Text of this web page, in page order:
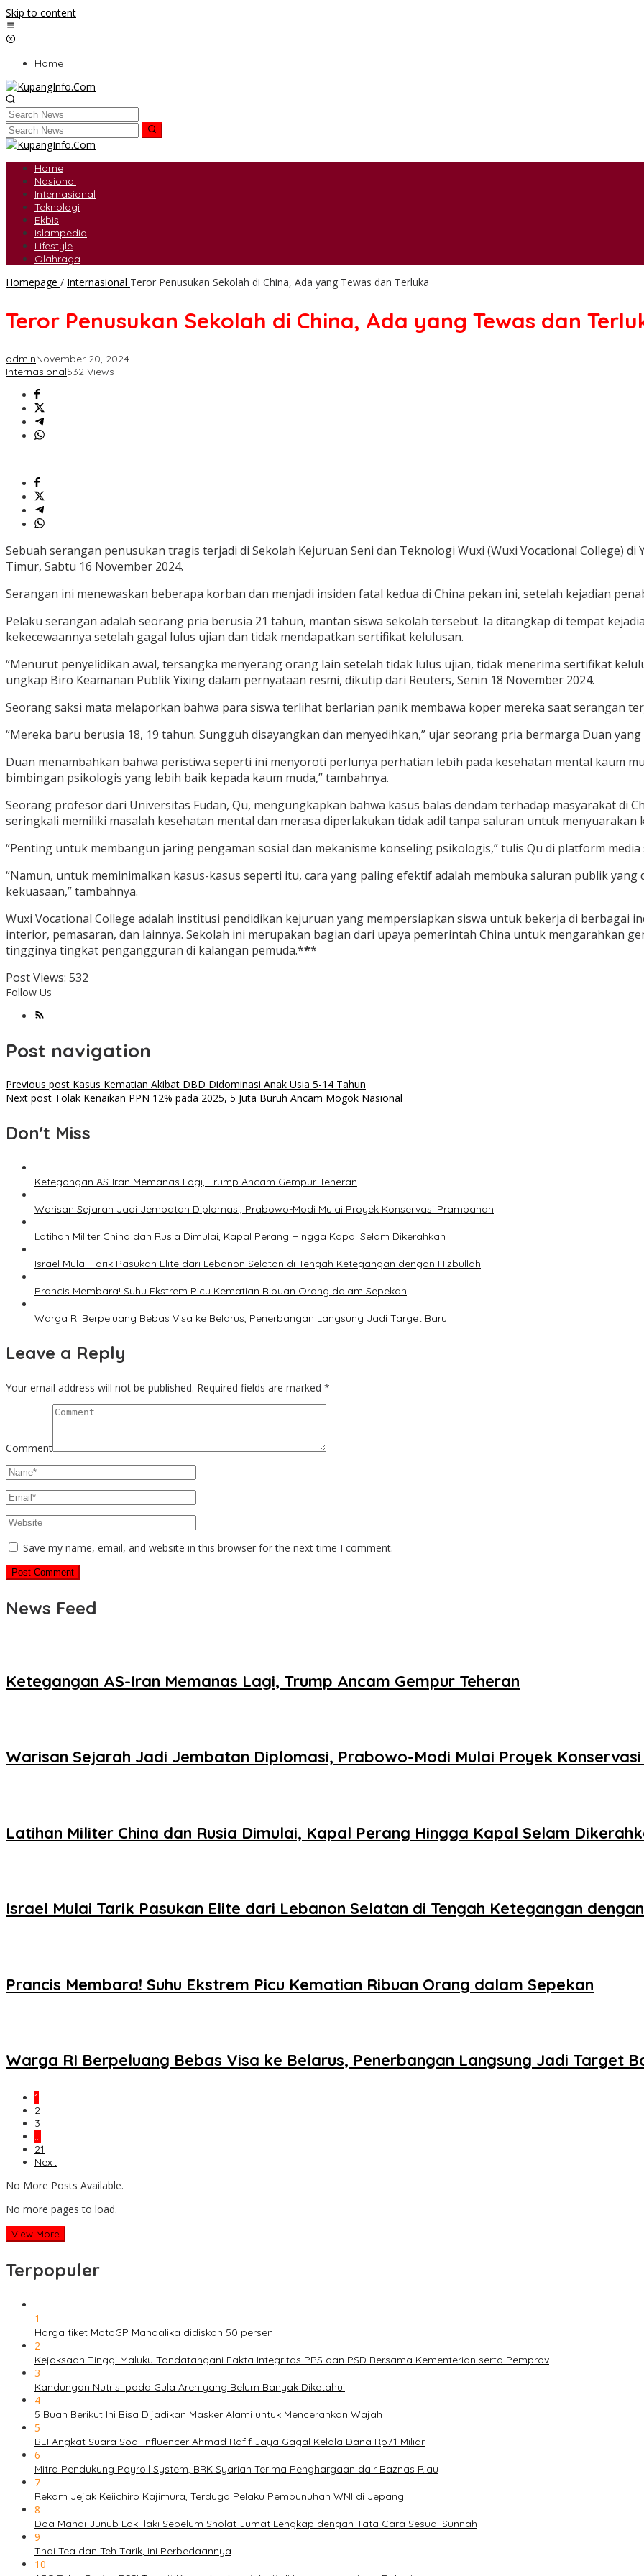
Skip to content
Home
Home
Nasional
Internasional
Teknologi
Ekbis
Islampedia
Lifestyle
Olahraga
Homepage / Internasional Teror Penusukan Sekolah di China, Ada yang Tewas dan Terluka
Teror Penusukan Sekolah di China, Ada yang Tewas dan
adminNovember 20, 2024
Internasional532 Views
Sebuah serangan penusukan tragis terjadi di Sekolah Kejuruan Seni dan Teknologi Wuxi (Wuxi Vocational College) di
Timur, Sabtu 16 November 2024.
Serangan ini menewaskan beberapa korban dan menjadi insiden fatal kedua di China pekan ini, setelah kejadian
Pelaku serangan adalah seorang pria berusia 21 tahun, mantan siswa sekolah tersebut. Ia ditangkap di tempat
kekecewaannya setelah gagal lulus ujian dan tidak mendapatkan sertifikat kelulusan.
“Menurut penyelidikan awal, tersangka menyerang orang lain setelah tidak lulus ujian, tidak menerima sertifikat
ungkap Biro Keamanan Publik Yixing dalam pernyataan resmi, dikutip dari Reuters, Senin 18 November 2024.
Seorang saksi mata melaporkan bahwa para siswa terlihat berlarian panik membawa koper mereka saat serangan
“Mereka baru berusia 18, 19 tahun. Sungguh disayangkan dan menyedihkan,” ujar seorang pria bermarga Duan
Duan menambahkan bahwa peristiwa seperti ini menyoroti perlunya perhatian lebih pada kesehatan mental kaum
bimbingan psikologis yang lebih baik kepada kaum muda,” tambahnya.
Seorang profesor dari Universitas Fudan, Qu, mengungkapkan bahwa kasus balas dendam terhadap masyarakat di
seringkali memiliki masalah kesehatan mental dan merasa diperlakukan tidak adil tanpa saluran untuk menyuarakan
“Penting untuk membangun jaring pengaman sosial dan mekanisme konseling psikologis,” tulis Qu di platform media
“Namun, untuk meminimalkan kasus-kasus seperti itu, cara yang paling efektif adalah membuka saluran publik
kekuasaan,” tambahnya.
Wuxi Vocational College adalah institusi pendidikan kejuruan yang mempersiapkan siswa untuk bekerja di berbagai
interior, pemasaran, dan lainnya. Sekolah ini merupakan bagian dari upaya pemerintah China untuk mengarahkan
tingginya tingkat pengangguran di kalangan pemuda.***
Post Views: 532
Follow Us
Post navigation
Previous post Kasus Kematian Akibat DBD Didominasi Anak Usia 5-14 Tahun
Next post Tolak Kenaikan PPN 12% pada 2025, 5 Juta Buruh Ancam Mogok Nasional
Don't Miss
Ketegangan AS-Iran Memanas Lagi, Trump Ancam Gempur Teheran
Warisan Sejarah Jadi Jembatan Diplomasi, Prabowo-Modi Mulai Proyek Konservasi Prambanan
Latihan Militer China dan Rusia Dimulai, Kapal Perang Hingga Kapal Selam Dikerahkan
Israel Mulai Tarik Pasukan Elite dari Lebanon Selatan di Tengah Ketegangan dengan Hizbullah
Prancis Membara! Suhu Ekstrem Picu Kematian Ribuan Orang dalam Sepekan
Warga RI Berpeluang Bebas Visa ke Belarus, Penerbangan Langsung Jadi Target Baru
Leave a Reply
Your email address will not be published. Required fields are marked *
Comment
Save my name, email, and website in this browser for the next time I comment.
News Feed
Ketegangan AS-Iran Memanas Lagi, Trump Ancam Gempur Teheran
Warisan Sejarah Jadi Jembatan Diplomasi, Prabowo-Modi Mulai Proyek
Latihan Militer China dan Rusia Dimulai, Kapal Perang Hingga Kapal Selam
Israel Mulai Tarik Pasukan Elite dari Lebanon Selatan di Tengah Ketegangan
Prancis Membara! Suhu Ekstrem Picu Kematian Ribuan Orang dalam Sepekan
Warga RI Berpeluang Bebas Visa ke Belarus, Penerbangan Langsung Jadi Target
1
2
3
…
21
Next
No More Posts Available.
No more pages to load.
View More
Terpopuler
1
Harga tiket MotoGP Mandalika didiskon 50 persen
2
Kejaksaan Tinggi Maluku Tandatangani Fakta Integritas PPS dan PSD Bersama Kementerian serta Pemprov
3
Kandungan Nutrisi pada Gula Aren yang Belum Banyak Diketahui
4
5 Buah Berikut Ini Bisa Dijadikan Masker Alami untuk Mencerahkan Wajah
5
BEI Angkat Suara Soal Influencer Ahmad Rafif Jaya Gagal Kelola Dana Rp71 Miliar
6
Mitra Pendukung Payroll System, BRK Syariah Terima Penghargaan dair Baznas Riau
7
Rekam Jejak Keiichiro Kajimura, Terduga Pelaku Pembunuhan WNI di Jepang
8
Doa Mandi Junub Laki-laki Sebelum Sholat Jumat Lengkap dengan Tata Cara Sesuai Sunnah
9
Thai Tea dan Teh Tarik, ini Perbedaannya
10